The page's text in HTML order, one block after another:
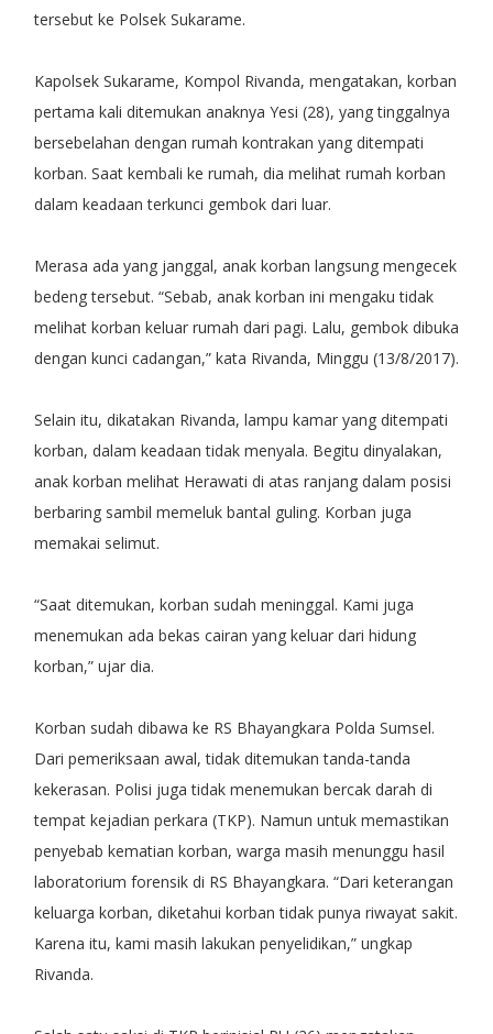
tersebut ke Polsek Sukarame.
Kapolsek Sukarame, Kompol Rivanda, mengatakan, korban
pertama kali ditemukan anaknya Yesi (28), yang tinggalnya
bersebelahan dengan rumah kontrakan yang ditempati
korban. Saat kembali ke rumah, dia melihat rumah korban
dalam keadaan terkunci gembok dari luar.
Merasa ada yang janggal, anak korban langsung mengecek
bedeng tersebut. “Sebab, anak korban ini mengaku tidak
melihat korban keluar rumah dari pagi. Lalu, gembok dibuka
dengan kunci cadangan,” kata Rivanda, Minggu (13/8/2017).
Selain itu, dikatakan Rivanda, lampu kamar yang ditempati
korban, dalam keadaan tidak menyala. Begitu dinyalakan,
anak korban melihat Herawati di atas ranjang dalam posisi
berbaring sambil memeluk bantal guling. Korban juga
memakai selimut.
“Saat ditemukan, korban sudah meninggal. Kami juga
menemukan ada bekas cairan yang keluar dari hidung
korban,” ujar dia.
Korban sudah dibawa ke RS Bhayangkara Polda Sumsel.
Dari pemeriksaan awal, tidak ditemukan tanda-tanda
kekerasan. Polisi juga tidak menemukan bercak darah di
tempat kejadian perkara (TKP). Namun untuk memastikan
penyebab kematian korban, warga masih menunggu hasil
laboratorium forensik di RS Bhayangkara. “Dari keterangan
keluarga korban, diketahui korban tidak punya riwayat sakit.
Karena itu, kami masih lakukan penyelidikan,” ungkap
Rivanda.